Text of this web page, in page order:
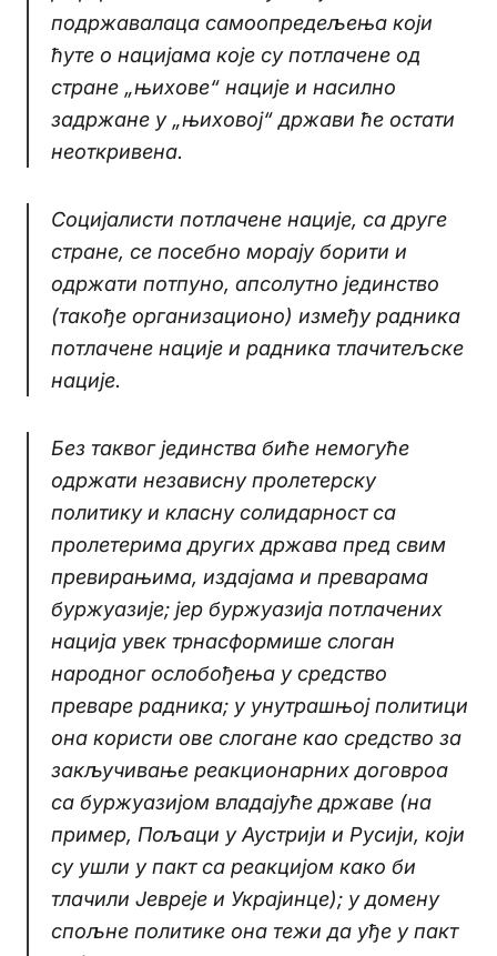
подржавалаца самоопредељења који
ћуте о нацијама које су потлачене од
стране „њихове“ нације и насилно
задржане у „њиховој“ држави ће остати
неоткривена.
Социјалисти потлачене нације, са друге
стране, се посебно морају борити и
одржати потпуно, апсолутно јединство
(такође организационо) између радника
потлачене нације и радника тлачитељске
нације.
Без таквог јединства биће немогуће
одржати независну пролетерску
политику и класну солидарност са
пролетерима других држава пред свим
превирањима, издајама и преварама
буржуазије; јер буржуазија потлачених
нација увек трнасформише слоган
народног ослобођења у средство
преваре радника; у унутрашњој политици
она користи ове слогане као средство за
закључивање реакционарних договроа
са буржуазијом владајуће државе (на
пример, Пољаци у Аустрији и Русији, који
су ушли у пакт са реакцијом како би
тлачили Јевреје и Украјинце); у домену
спољне политике она тежи да уђе у пакт